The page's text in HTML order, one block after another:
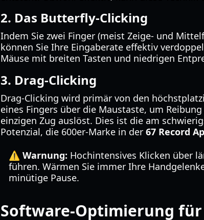
2. Das Butterfly-Clicking
Indem Sie zwei Finger (meist Zeige- und
können Sie Ihre Eingaberate effektiv
Mäuse mit breiten Tasten und niedrigen
3. Drag-Clicking
Drag-Clicking wird primär von den
eines Fingers über die Maustaste, um
einzigen Zug auslöst. Dies ist die am
Potenzial, die 600er-Marke in der 67 Record
⚠️ Warnung: Hochintensives Klicken über
führen. Wärmen Sie immer Ihre
minütige Pause.
Software-Optimierung